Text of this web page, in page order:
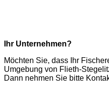
Ihr Unternehmen?
Möchten Sie, dass Ihr
Umgebung von Flieth-
Dann nehmen Sie bitte